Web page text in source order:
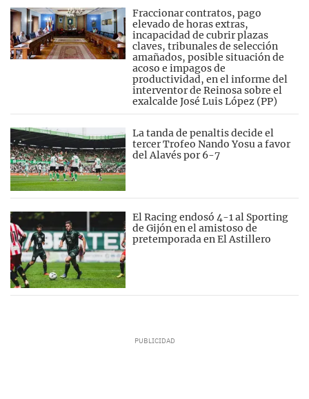
Fraccionar contratos, pago
elevado de horas extras,
incapacidad de cubrir plazas
claves, tribunales de selección
amañados, posible situación de
acoso e impagos de
productividad, en el informe del
interventor de Reinosa sobre el
exalcalde José Luis López (PP)
La tanda de penaltis decide el
tercer Trofeo Nando Yosu a favor
del Alavés por 6-7
El Racing endosó 4-1 al Sporting
de Gijón en el amistoso de
pretemporada en El Astillero